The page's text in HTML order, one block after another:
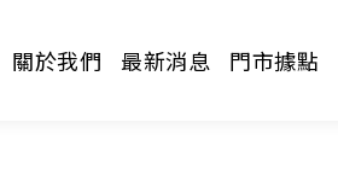
關於我們 最新消息 門市據點